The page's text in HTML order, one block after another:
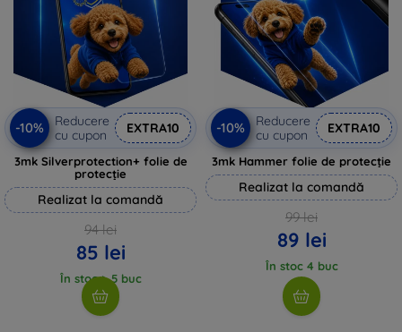
-10%
Reducere
cu cupon
EXTRA10
3mk Silverprotection+ folie de
protecție
Realizat la comandă
94 lei
85 lei
În stoc > 5 buc
-10%
Reducere
cu cupon
EXTRA10
3mk Hammer folie de protecție
Realizat la comandă
99 lei
89 lei
În stoc 4 buc